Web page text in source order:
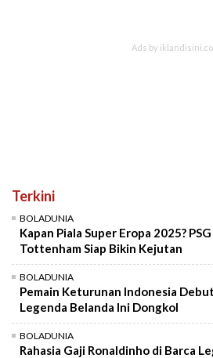
Terkini
BOLADUNIA
Kapan Piala Super Eropa 2025?
Tottenham Siap Bikin Kejutan
BOLADUNIA
Pemain Keturunan Indonesia
Legenda Belanda Ini Dongkol
BOLADUNIA
Rahasia Gaji Ronaldinho di Barca